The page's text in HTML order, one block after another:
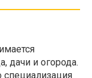
дачи и огорода.
специализация